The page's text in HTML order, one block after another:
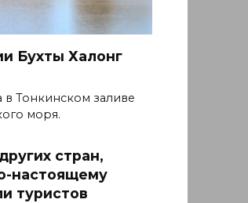
Бухты Халонг
в Тонкинском заливе
моря.
стран,
настоящему
туристов